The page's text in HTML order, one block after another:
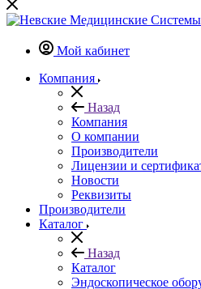
Мой кабинет
Компания
Назад
Компания
О компании
Производители
Лицензии и
Новости
Реквизиты
Производители
Каталог
Назад
Каталог
Эндоскопическое